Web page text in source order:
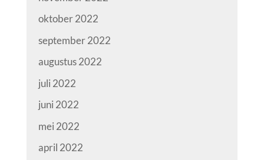
oktober 2022
september 2022
augustus 2022
juli 2022
juni 2022
mei 2022
april 2022